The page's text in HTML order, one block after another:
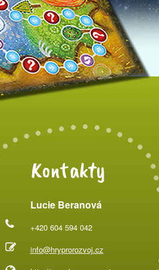
Kontakty
Lucie Beranová
+420 604 594 042
info@hryprorozvoj.cz